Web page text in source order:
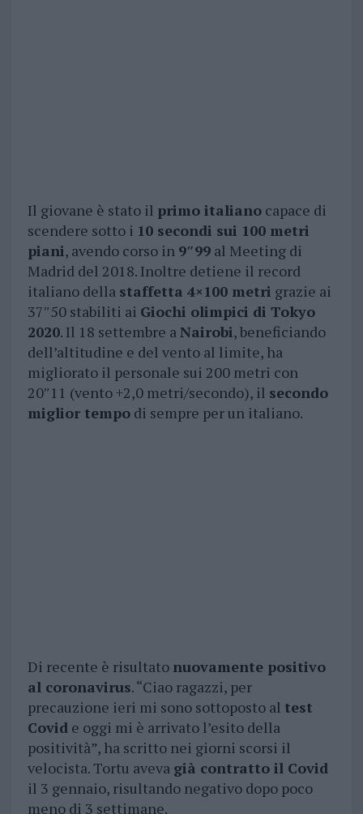
Il giovane è stato il primo italianocapace di
scendere sotto i 10 secondi sui 100 metri
piani, avendo corso in 9″99al Meeting di
Madrid del 2018. Inoltre detiene il record
italiano della staffetta 4×100 metri grazie ai
37″50 stabiliti ai Giochi olimpici di Tokyo
2020. Il 18 settembre aNairobi, beneficiando
dell’altitudine e del vento al limite, ha
migliorato il personale sui 200 metri con
20″11 (vento +2,0 metri/secondo), il secondo
miglior tempodi sempre per un italiano.
Di recente è risultato nuovamente positivo
al coronavirus. “Ciao ragazzi, per
precauzione ieri mi sono sottoposto al test
Covide oggi mi è arrivato l’esito della
positività”, ha scritto nei giorni scorsi il
velocista. Tortu aveva già contratto il Covid
il 3 gennaio, risultando negativo dopo poco
meno di 3 settimane.